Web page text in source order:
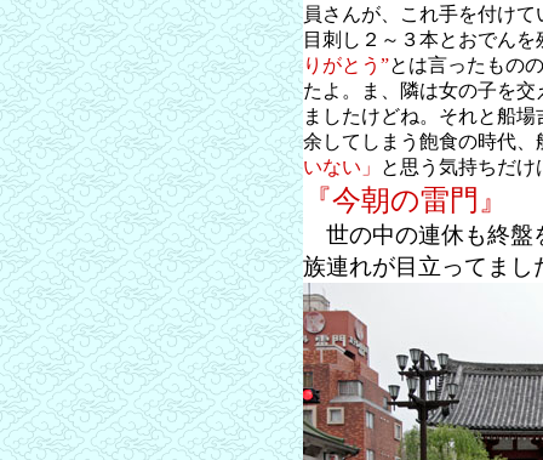
員さんが、これ手を付け
目刺し２～３本とおでん
りがとう”とは言ったもの
たよ。ま、隣は女の子を
ましたけどね。それと船
余してしまう飽食の時代
いない」
と思う気持ちだ
『今朝の雷門』
世の中の連休も終盤
族連れが目立ってまし